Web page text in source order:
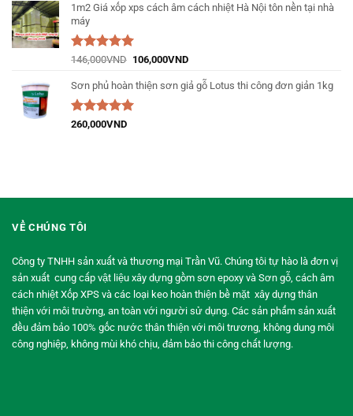
1m2 Giá xốp xps cách âm cách nhiệt Hà Nội tôn nền tại nhà
máy
Được xếp
sao
146,000VND 106,000VND
Sơn phủ hoàn thiện sơn giả gỗ Lotus thi công đơn giản 1kg
Được xếp
260,000VND
VỀ CHÚNG TÔI
Công ty TNHH sản xuất và thương mại Trần Vũ. Chúng tôi tự hào là đơn vị
sản xuất cung cấp vật liệu xây dựng gồm sơn epoxy và Sơn gỗ, cách âm
cách nhiệt Xốp XPS và các loại keo hoàn thiện bề mặt xây dựng thân
thiện với môi trường, an toàn với người sử dụng. Các sản phẩm sản xuất
đều đảm bảo 100% gốc nước thân thiện với môi trương, không dung môi
công nghiệp, không mùi khó chịu, đảm bảo thi công chất lượng.